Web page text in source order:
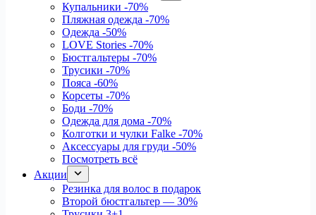
Купальники -70%
Пляжная одежда -70%
Одежда -50%
LOVE Stories -70%
Бюстгальтеры -70%
Трусики -70%
Пояса -60%
Корсеты -70%
Боди -70%
Одежда для дома -70%
Колготки и чулки Falke -70%
Аксессуары для груди -50%
Посмотреть всё
Акции
Резинка для волос в подарок
Второй бюстгальтер — 30%